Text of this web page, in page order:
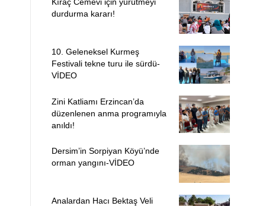
Kıraç Cemevi için yürütmeyi
durdurma kararı!
10. Geleneksel Kurmeş
Festivali tekne turu ile sürdü-
VİDEO
Zini Katliamı Erzincan’da
düzenlenen anma programıyla
anıldı!
Dersim’in Sorpiyan Köyü’nde
orman yangını-VİDEO
Analardan Hacı Bektaş Veli